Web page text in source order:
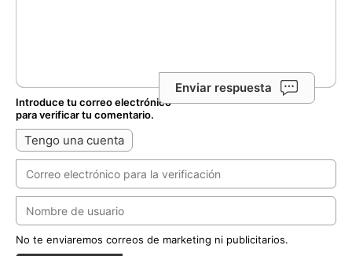
Enviar respuesta
Introduce tu correo electrónico
para verificar tu comentario.
Tengo una cuenta
No te enviaremos correos de marketing ni publicitarios.